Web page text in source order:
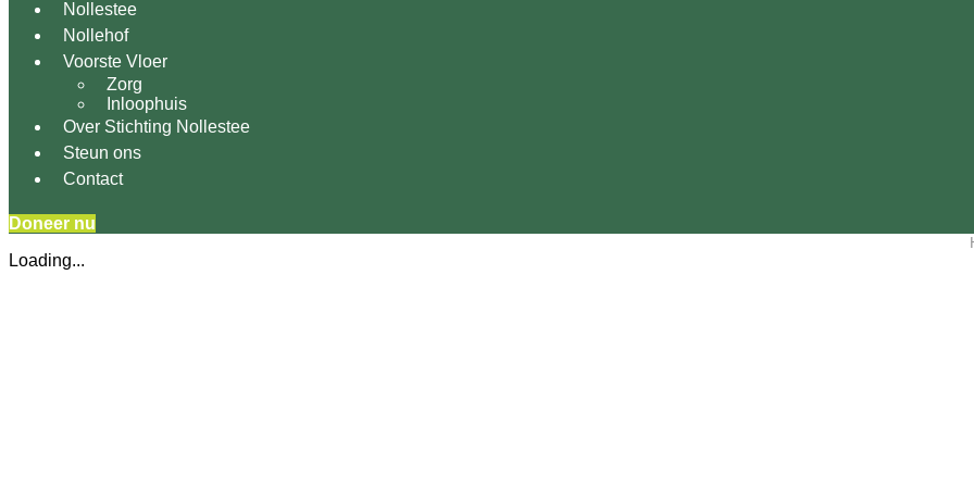
Nollestee
Nollehof
Voorste Vloer
Zorg
Inloophuis
Over Stichting Nollestee
Steun ons
Contact
Doneer nu
Loading...